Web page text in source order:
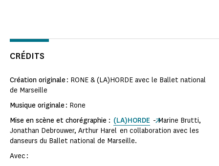
CRÉDITS
Création originale : RONE & (LA)HORDE avec le Ballet national
de Marseille
Musique originale : Rone
Mise en scène et chorégraphie : (LA)HORDE - Marine Brutti,
Jonathan Debrouwer, Arthur Harel en collaboration avec les
danseurs du Ballet national de Marseille.
Avec :